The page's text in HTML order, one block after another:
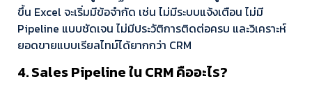
ขึ้น Excel จะเริ่มมีข้อจำกัด เช่น ไม่มีระบบแจ้งเตือน ไม่มี
Pipeline แบบชัดเจน ไม่มีประวัติการติดต่อครบ และวิเคราะห์
ยอดขายแบบเรียลไทม์ได้ยากกว่า CRM
4. Sales Pipeline ใน CRM คืออะไร?